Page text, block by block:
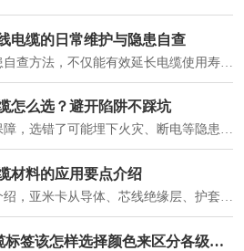
业实践，为您详解电缆日常保养的核
心要点与隐患处置方案。
缆的日常维护与隐患自查
掌握科学的日常维护与隐患自查方法，不仅能有效延长电缆使用寿命、降低运维成本，更能从源头规避断电停产、火灾等安全风险。本文结合行业实践，为您详解电缆日常保养的核心要点与隐患处置方案。
怎么选？避开陷阱不踩坑
电缆选购，选对了是安全保障，选错了可能埋下火灾、断电等隐患，尤其工程、家装等场景，电缆质量直接决定使用效果与安全性。河南太平洋电缆厂结合多年行业经验，整理不同场景选购技巧，拆解常见陷阱，帮您高效选对电缆，少走弯路。
材料的应用要点介绍
电线电缆材料的应用要点介绍，亚米卡从导体、芯线绝缘层、护套绝缘材料这几个方面来讲解。导体(铜丝)电线电缆常用的铜芯线中，铜线是纯净的，铜是紫红色的金属，俗称“紫铜”、“红铜”纯铜富有延展性。像一滴水那么大小的纯铜，可拉成长达两公里的细丝，这里所说的纯铜，确实要非常纯，
中缆太平洋浅谈P型线缆标签该怎样选择颜色来区分各级别电路和功能？